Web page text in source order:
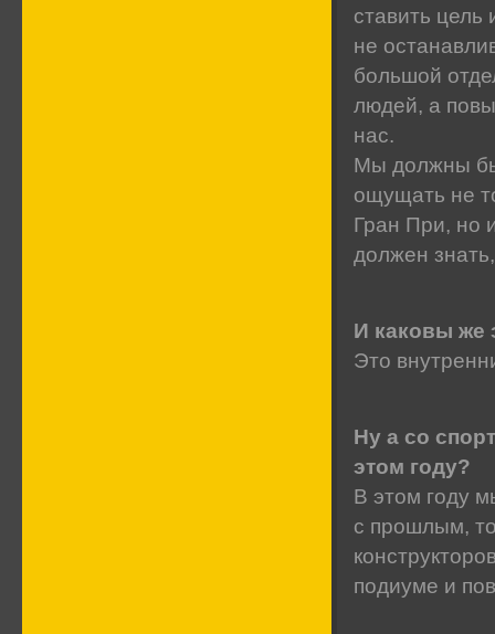
ставить цель
не
большой
людей, а
нас.
Мы должны
ощущать не
Гран При, но
должен
И каковы же
Это
Ну а со
этом году?
В этом году
с прошлым, то
подиуме и